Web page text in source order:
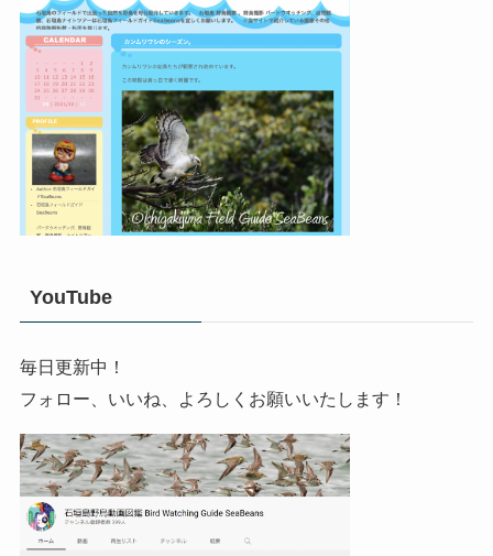
YouTube
毎日更新中！
フォロー、いいね、よろしくお願いいたします！